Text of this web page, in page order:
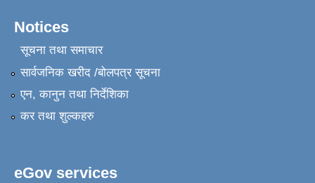
Notices
सूचना तथा समाचार
सार्वजनिक खरीद /बोलपत्र सूचना
एन, कानुन तथा निर्देशिका
कर तथा शुल्कहरु
eGov services